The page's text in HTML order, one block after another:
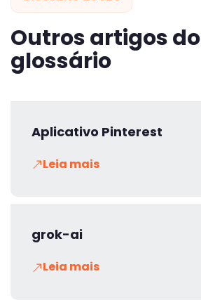
Outros artigos do
glossário
Aplicativo Pinterest
Leia mais
grok-ai
Leia mais